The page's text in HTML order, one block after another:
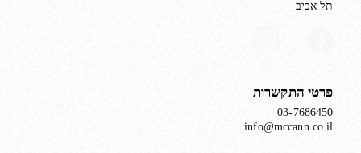
תל אביב
פרטי התקשרות
03-7686450
info@mccann.co.il